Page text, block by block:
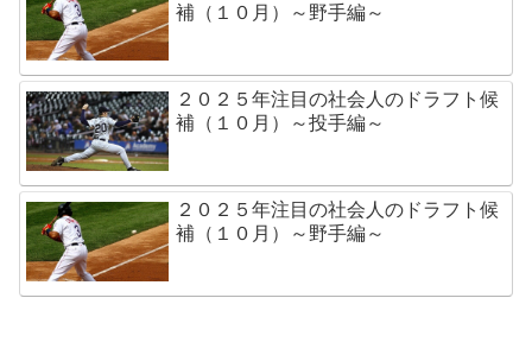
補（１０月）～野手編～
２０２５年注目の社会人のドラフト候
補（１０月）～投手編～
２０２５年注目の社会人のドラフト候
補（１０月）～野手編～